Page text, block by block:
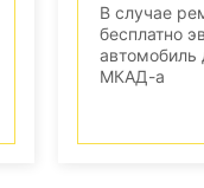
В случае
бесплатно
автомобиль
МКАД-а